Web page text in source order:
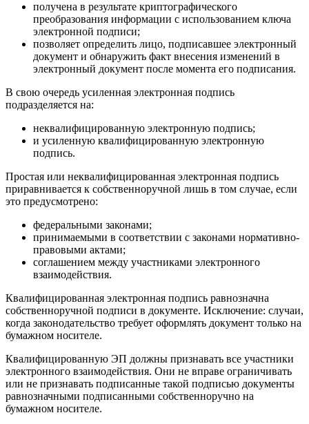
получена в результате криптографического
преобразования информации с использованием ключа
электронной подписи;
позволяет определить лицо, подписавшее электронный
документ и обнаружить факт внесения изменений в
электронный документ после момента его подписания.
В свою очередь усиленная электронная подпись
подразделяется на:
неквалифицированную электронную подпись;
и усиленную квалифицированную электронную
подпись.
Простая или неквалифицированная электронная подпись
приравнивается к собственноручной лишь в том случае, если
это предусмотрено:
федеральными законами;
принимаемыми в соответствии с законами нормативно-
правовыми актами;
соглашением между участниками электронного
взаимодействия.
Квалифицированная электронная подпись равнозначна
собственноручной подписи в документе. Исключение: случаи,
когда законодательство требует оформлять документ только на
бумажном носителе.
Квалифицированную ЭП должны признавать все участники
электронного взаимодействия. Они не вправе ограничивать
или не признавать подписанные такой подписью документы
равнозначными подписанными собственноручно на
бумажном носителе.